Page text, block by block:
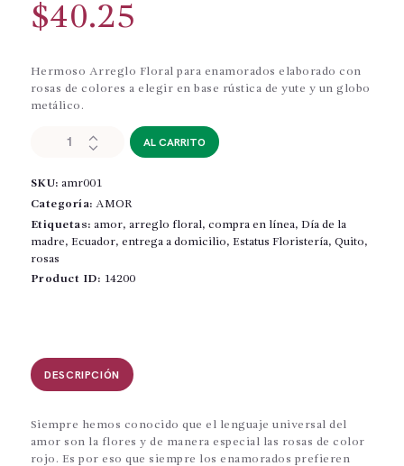
$40.25
Hermoso Arreglo Floral para enamorados elaborado con
rosas de colores a elegir en base rústica de yute y un globo
metálico.
AMR001
floral
para
enamorados
cantidad
AL CARRITO
SKU:amr001
Categoría:AMOR
Etiquetas:amor,arreglo floral,compra en línea,Día de la
madre, Ecuador, entrega a domicilio, Estatus Floristería, Quito,
rosas
Product ID: 14200
DESCRIPCIÓN
Siempre hemos conocido que el lenguaje universal del
amor son la flores y de manera especial las rosas de color
rojo. Es por eso que siempre los enamorados prefieren